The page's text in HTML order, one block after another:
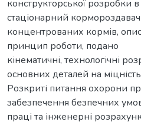
конструкторської розробки
стаціонарний
концентрованих кормів,
принцип роботи, подано
кінематичні, технологічні
основних деталей на
Розкриті питання охорони
забезпечення безпечних
праці та інженерні